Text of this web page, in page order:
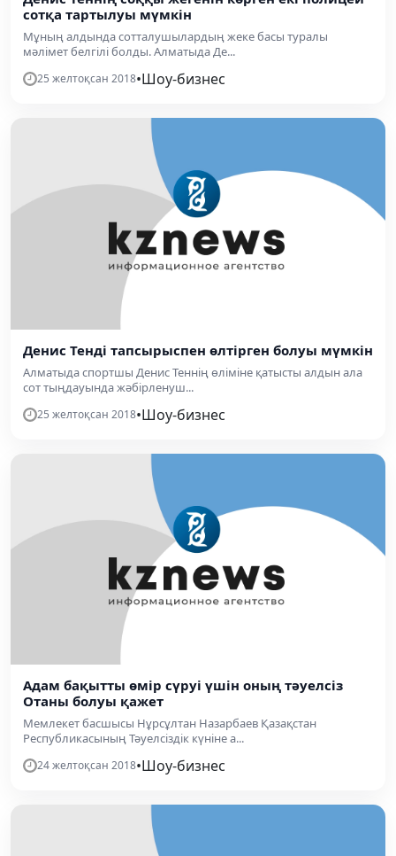
сотқа тартылуы мүмкін
Мұның алдында сотталушылардың жеке басы туралы
мəлімет белгілі болды. Алматыда Де...
25 желтоқсан 2018•Шоу-бизнес
Денис Тенді тапсырыспен өлтірген болуы мүмкін
Алматыда спортшы Денис Теннің өліміне қатысты алдын ала
сот тыңдауында жәбірленуш...
25 желтоқсан 2018•Шоу-бизнес
Адам бақытты өмір сүруі үшін оның тәуелсіз
Отаны болуы қажет
Мемлекет басшысы Нұрсұлтан Назарбаев Қазақстан
Республикасының Тәуелсіздік күніне а...
24 желтоқсан 2018•Шоу-бизнес